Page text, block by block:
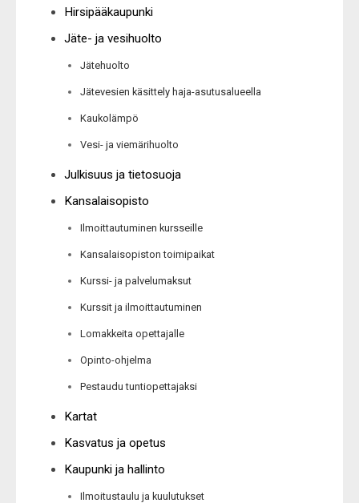
Hirsipääkaupunki
Jäte- ja vesihuolto
Jätehuolto
Jätevesien käsittely haja-asutusalueella
Kaukolämpö
Vesi- ja viemärihuolto
Julkisuus ja tietosuoja
Kansalaisopisto
Ilmoittautuminen kursseille
Kansalaisopiston toimipaikat
Kurssi- ja palvelumaksut
Kurssit ja ilmoittautuminen
Lomakkeita opettajalle
Opinto-ohjelma
Pestaudu tuntiopettajaksi
Kartat
Kasvatus ja opetus
Kaupunki ja hallinto
Ilmoitustaulu ja kuulutukset